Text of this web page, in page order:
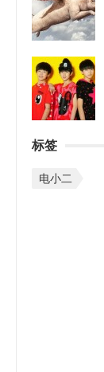
标签
电小二